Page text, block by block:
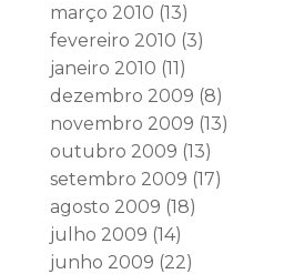
março 2010 (13)
fevereiro 2010 (3)
janeiro 2010 (11)
dezembro 2009 (8)
novembro 2009 (13)
outubro 2009 (13)
setembro 2009 (17)
agosto 2009 (18)
julho 2009 (14)
junho 2009 (22)